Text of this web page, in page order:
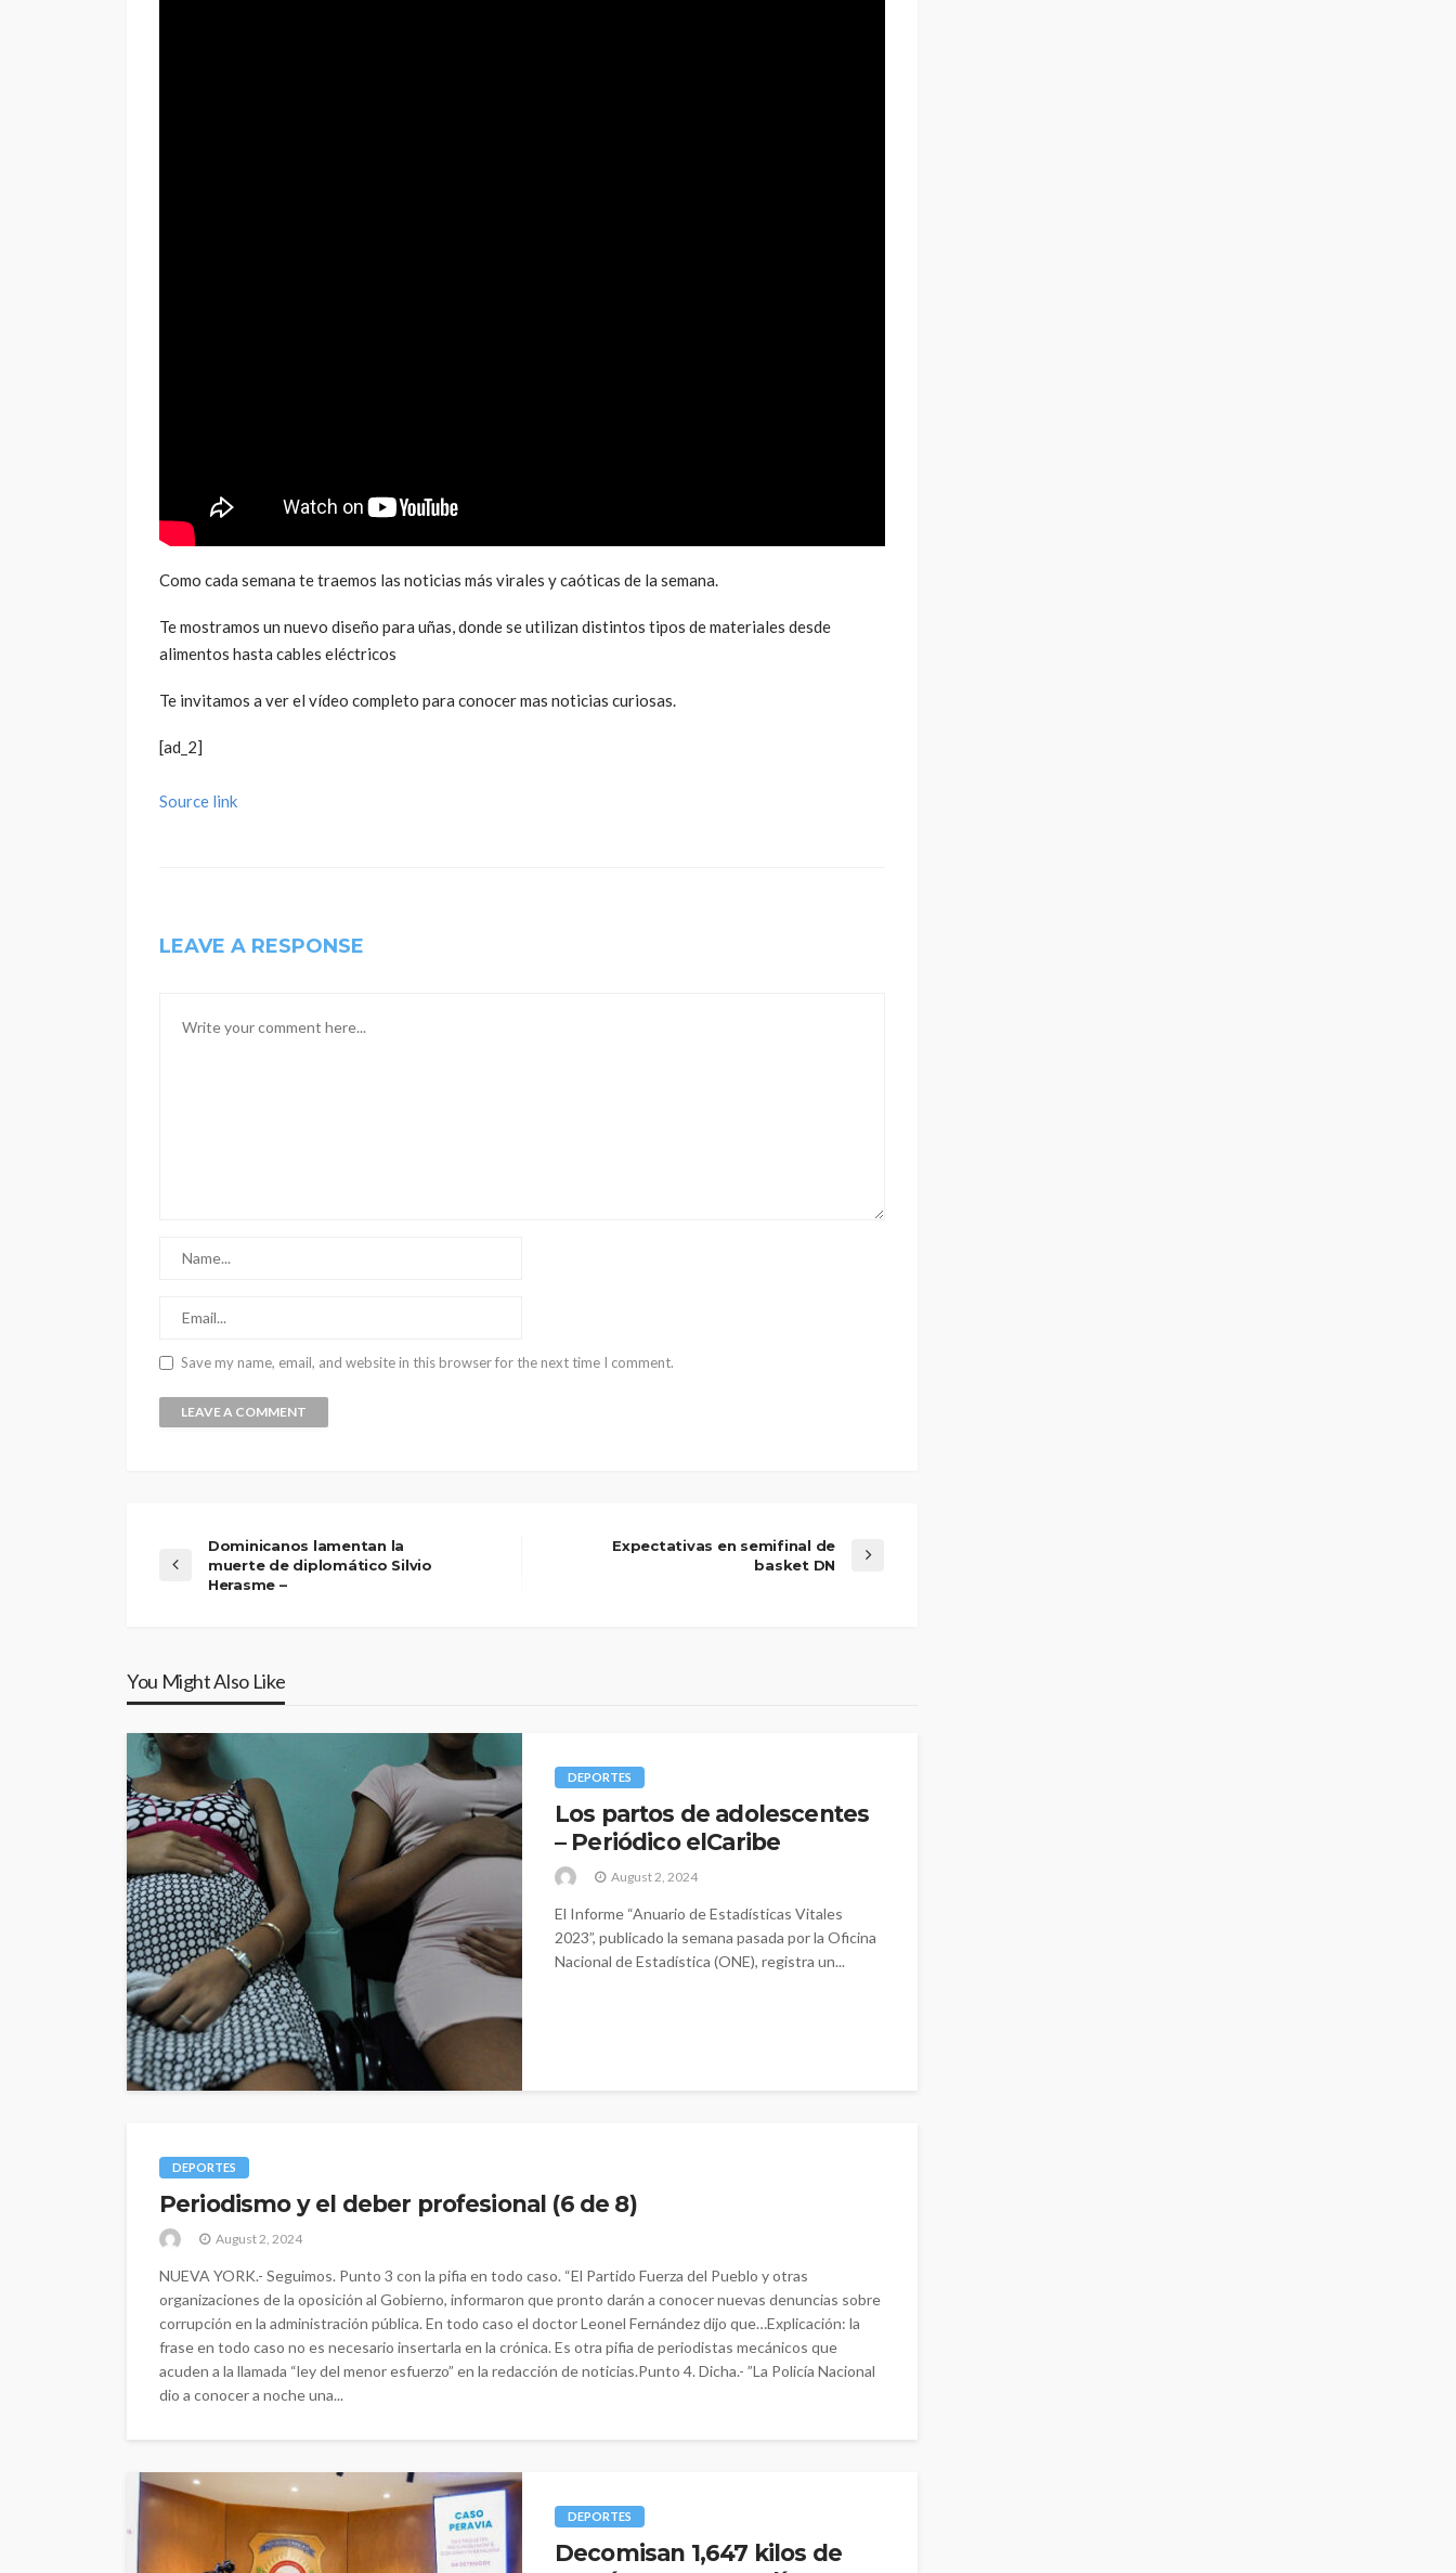
Como cada semana te traemos las noticias más virales y caóticas de la semana.
Te mostramos un nuevo diseño para uñas, donde se utilizan distintos tipos de materiales desde
alimentos hasta cables eléctricos
Te invitamos a ver el vídeo completo para conocer mas noticias curiosas.
[ad_2]
Source link
LEAVE A RESPONSE
Save my name, email, and website in this browser for the next time I comment.
Dominicanos lamentan la
muerte de diplomático Silvio
Herasme –
Expectativas en semifinal de
basket DN
You Might Also Like
DEPORTES
Los partos de adolescentes
– Periódico elCaribe
August 2, 2024
El Informe “Anuario de Estadísticas Vitales
2023”, publicado la semana pasada por la Oficina
Nacional de Estadística (ONE), registra un...
DEPORTES
Periodismo y el deber profesional (6 de 8)
August 2, 2024
NUEVA YORK.- Seguimos. Punto 3 con la pifia en todo caso. “El Partido Fuerza del Pueblo y otras
organizaciones de la oposición al Gobierno, informaron que pronto darán a conocer nuevas denuncias sobre
corrupción en la administración pública. En todo caso el doctor Leonel Fernández dijo que…Explicación: la
frase en todo caso no es necesario insertarla en la crónica. Es otra pifia de periodistas mecánicos que
acuden a la llamada “ley del menor esfuerzo” en la redacción de noticias.Punto 4. Dicha.- ”La Policía Nacional
dio a conocer a noche una...
DEPORTES
Decomisan 1,647 kilos de